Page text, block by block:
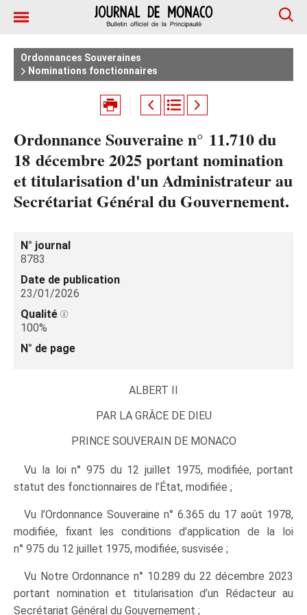
Ordonnances Souveraines
Nominations fonctionnaires
Ordonnance Souveraine n° 11.710 du
18 décembre 2025 portant nomination
et titularisation d'un Administrateur au
Secrétariat Général du Gouvernement.
N° journal
8783
Date de publication
23/01/2026
Qualité
100%
N° de page
ALBERT II
PAR LA GRÂCE DE DIEU
PRINCE SOUVERAIN DE MONACO
Vu la loi n° 975 du 12 juillet 1975, modifiée, portant
statut des fonctionnaires de l’État, modifiée ;
Vu l’Ordonnance Souveraine n° 6.365 du 17 août 1978,
modifiée, fixant les conditions d’application de la loi
n° 975 du 12 juillet 1975, modifiée, susvisée ;
Vu Notre Ordonnance n° 10.289 du 22 décembre 2023
portant nomination et titularisation d’un Rédacteur au
Secrétariat Général du Gouvernement ;